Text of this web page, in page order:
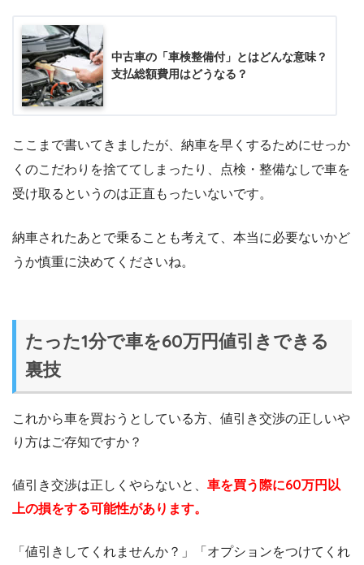
中古車の「車検整備付」とはどんな意味？
支払総額費用はどうなる？
ここまで書いてきましたが、納車を早くするためにせっか
くのこだわりを捨ててしまったり、点検・整備なしで車を
受け取るというのは正直もったいないです。
納車されたあとで乗ることも考えて、本当に必要ないかど
うか慎重に決めてくださいね。
たった1分で車を60万円値引きできる
裏技
これから車を買おうとしている方、値引き交渉の正しいや
り方はご存知ですか？
値引き交渉は正しくやらないと、 車を買う際に60万円以
上の損をする可能性があります。
「値引きしてくれませんか？」「オプションをつけてくれ